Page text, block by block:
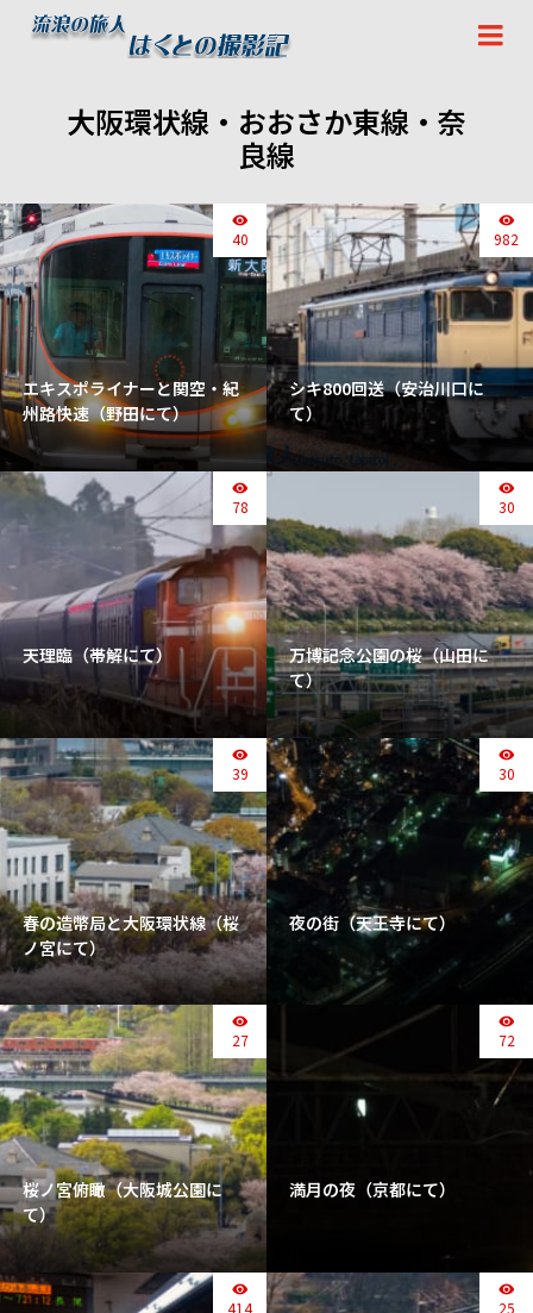
大阪環状線・おおさか東線・奈
良線
エキスポライナーと関空・紀
州路快速（野田にて）
40
シキ800回送（安治川口に
て）
982
天理臨（帯解にて）
78
万博記念公園の桜（山田に
て）
30
春の造幣局と大阪環状線（桜
ノ宮にて）
39
夜の街（天王寺にて）
30
桜ノ宮俯瞰（大阪城公園に
て）
27
満月の夜（京都にて）
72
414 25